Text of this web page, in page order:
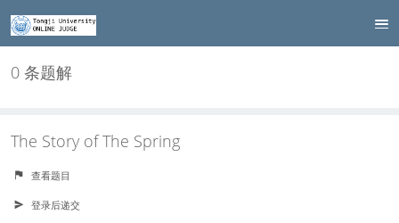
0 条题解
The Story of The Spring
查看题目
登录后递交